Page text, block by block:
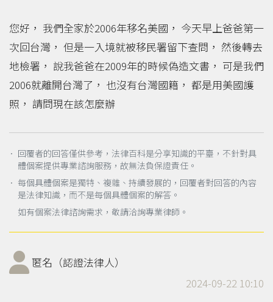
您好， 我們全家於2006年移名美國， 今天早上爸爸第一
次回台灣， 但是一入境就被移民署留下查問， 然後轉去
地檢署， 說我爸爸在2009年的時候偽造文書， 可是我們
2006就離開台灣了， 也沒有台灣國籍， 都是用美國護
照， 請問現在該怎麼辦
． 回覆者的回答僅供參考，法律百科是分享知識的平臺，不針對具
體個案提供專業諮詢服務，故無法負保證責任。
． 每個具體個案是獨特、複雜、持續發展的，回覆者對回答的內容
是法律知識，而不是每個具體個案的解答。
如有個案法律諮詢需求，敬請洽詢專業律師。
匿名（認證法律人）
2024-09-22 10:10